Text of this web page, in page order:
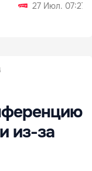
27 Июл. 07:27
из-за